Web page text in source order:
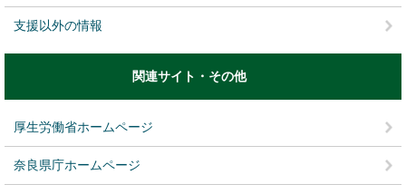
支援以外の情報
関連サイト・その他
厚生労働省ホームページ
奈良県庁ホームページ